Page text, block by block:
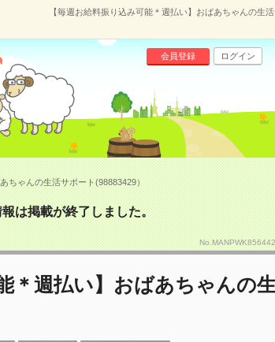
【毎週お給料振り込み可能＊週払い】おばあちゃんの生
会員登録 ログイン
ちゃんの生活サポート(98883429）
は掲載が終了しました。
＊週払い】おばあちゃんの生